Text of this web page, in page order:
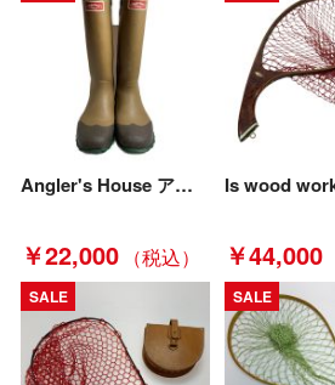
Angler's House アークティックニーブーツ Lサイズ インナーソックス毛玉あり Cランク
￥22,000 ￥44,000
SALE SALE